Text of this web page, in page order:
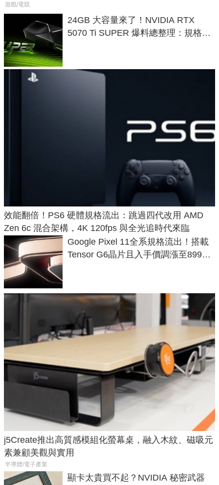
遊戲/電競
24GB 大容量來了！NVIDIA RTX
5070 Ti SUPER 爆料總整理：規格、
效能翻倍！PS6 硬體規格流出：跳過四代改用 AMD
Zen 6c 混合架構，4K 120fps 與全光追時代來臨
Google Pixel 11全系規格流出！搭載
Tensor G6晶片且入手價調漲至899美
j5Create推出高質感模組化螢幕桌，融入木紋、磁吸元
素兼顧美觀與實用
半導體/電子產業
顯卡太貴買不起？NVIDIA 秘密武器